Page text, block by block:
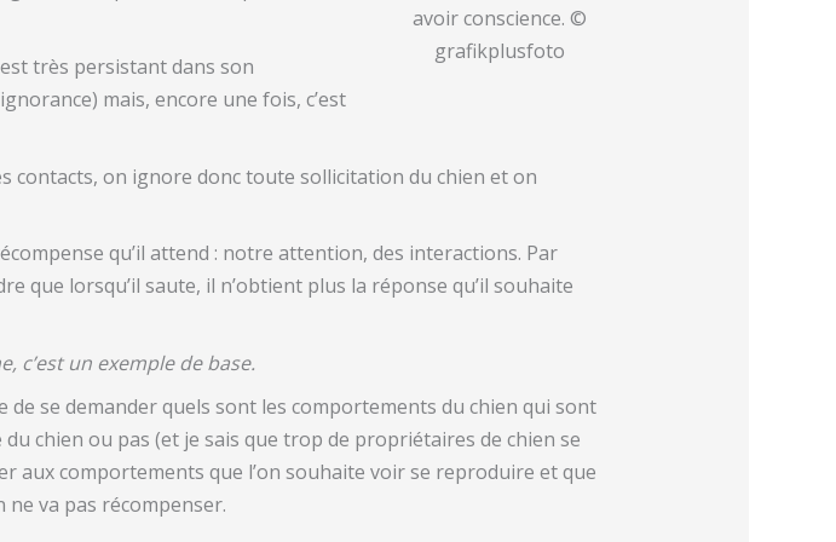
avoir conscience. ©
grafikplusfoto
très persistant dans son
mais, encore une fois, c’est
contacts, on ignore donc toute sollicitation du chien et on
qu’il attend : notre attention, des interactions. Par
que lorsqu’il saute, il n’obtient plus la réponse qu’il souhaite
c’est un exemple de base.
se demander quels sont les comportements du chien qui sont
chien ou pas (et je sais que trop de propriétaires de chien se
aux comportements que l’on souhaite voir se reproduire et que
ne va pas récompenser.